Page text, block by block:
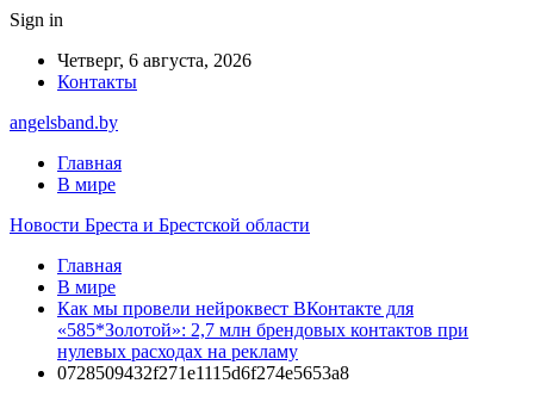
Sign in
Четверг, 6 августа, 2026
Контакты
angelsband.by
Главная
В мире
Новости Бреста и Брестской области
Главная
В мире
Как мы провели нейроквест ВКонтакте для
«585*Золотой»: 2,7 млн брендовых контактов при
нулевых расходах на рекламу
0728509432f271e1115d6f274e5653a8